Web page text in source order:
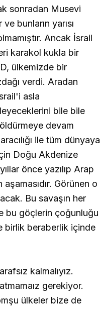
sonradan Musevi
bunların yarısı
Ancak İsrail
karakol kukla bir
ülkemizde bir
verdi. Aradan
asla
bile bile
devam
ile tüm dünyaya
Doğu Akdenize
önce yazılıp Arap
aşamasıdır. Görünen o
Bu savaşın her
bu göçlerin çoğunluğu
birlik beraberlik içinde
kalmalıyız.
gerekiyor.
ülkeler bize de